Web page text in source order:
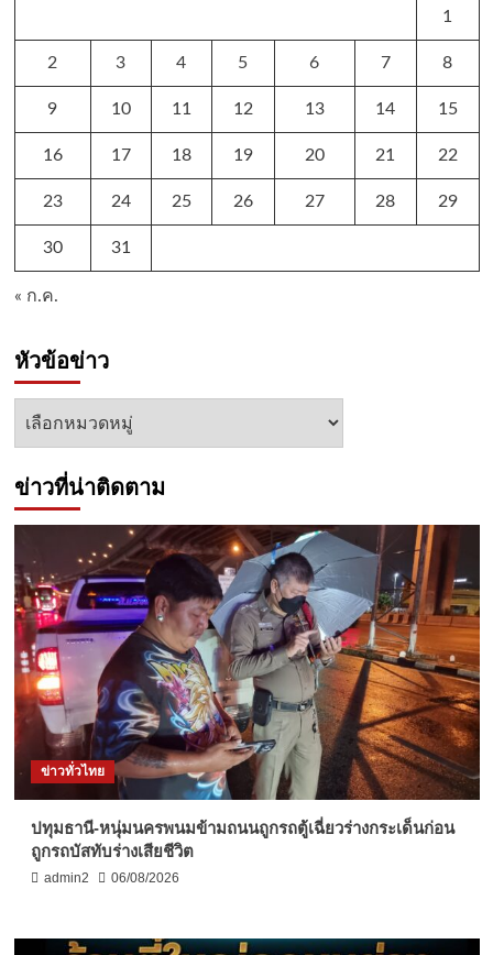
1
2 3 4 5 6 7 8
9 10 11 12 13 14 15
16 17 18 19 20 21 22
23 24 25 26 27 28 29
30 31
« ก.ค.
หัวข้อข่าว
หัวข้อ
ข่าวที่น่าติดตาม
ข่าวทั่วไทย
ปทุมธานี-หนุ่มนครพนมข้ามถนนถูกรถตู้เฉี่ยวร่างกระเด็นก่อน
ถูกรถบัสทับร่างเสียชีวิต
admin2 06/08/2026